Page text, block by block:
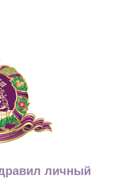
личный